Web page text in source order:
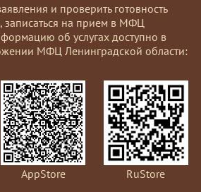
и проверить готовность
записаться на прием в МФЦ
об услугах доступно в
МФЦ Ленинградской области:
AppStore
RuStore